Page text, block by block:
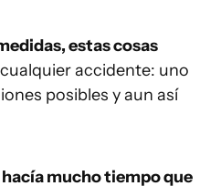
estas cosas
accidente: uno
posibles y aun así
hacía mucho tiempo que